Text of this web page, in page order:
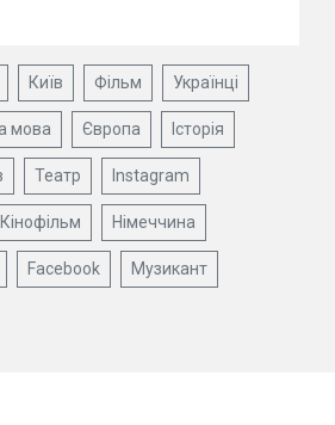
Київ Фільм Українці
мова Європа Історія
Театр Instagram
Кінофільм Німеччина
Facebook Музикант